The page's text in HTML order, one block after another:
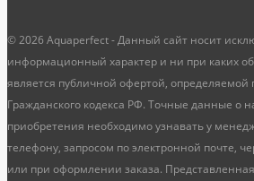
© 2026 Aquaperfect - Данный сайт носит
информационный характер и ни при каких
является публичной офертой,
Гражданского кодекса РФ. Точные данные о
приобретения необходимо узнавать у
телефону, запросом по электронной почте,
или при оформлении заказа.